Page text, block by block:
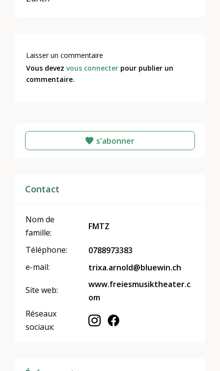
s'abonner
Contact
Nom de
famille:
FMTZ
Téléphone:
0788973383
e-mail:
trixa.arnold@bluewin.ch
Site web:
www.freiesmusiktheater.c
om
Réseaux
sociaux:
Laisser un commentaire
Vous devezvous connecter pour publier un
commentaire.